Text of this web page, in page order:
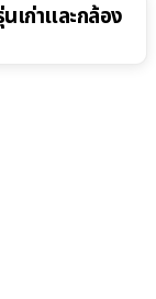
เก่าและกล้อง